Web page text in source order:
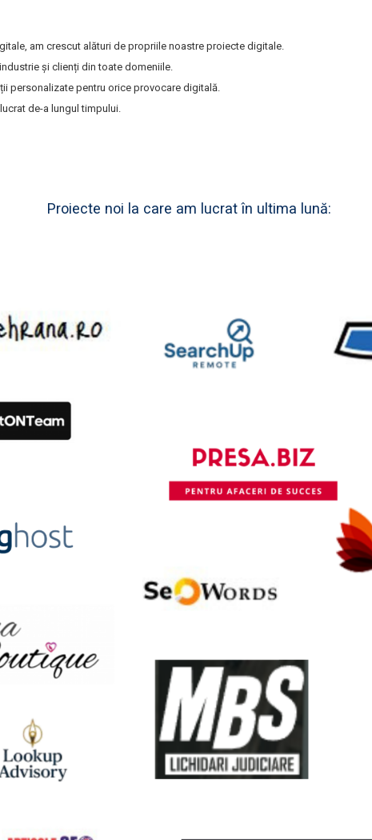
am crescut alături de propriile noastre proiecte digitale.
și clienți din toate domeniile.
personalizate pentru orice provocare digitală.
de-a lungul timpului.
Proiecte noi la care am lucrat în ultima lună: